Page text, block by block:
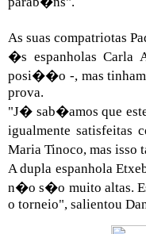
As suas compatriotas
�s espanholas
posi��o -, mas
prova.
"J� sab�amos que
igualmente satisfeitas
Maria Tinoco, mas
A dupla espanhola
n�o s�o muito altas.
o torneio", salientou